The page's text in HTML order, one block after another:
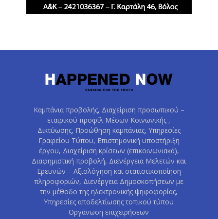
Καμπάνια προβολής, Διαχείριση προσωπικού –
εταιρικού προφίλ Μέσων Κοινωνικής ,
Δικτύωσης, Προώθηση καμπάνιας, Υπηρεσίες
Γραφείου Τύπου, Επιστημονική υποστήριξη
έργου, Διαχείριση κρίσεων (επικοινωνιακά),
Διαφημιστική προβολή, Διενέργεια Μελετών και
Ερευνών – Αξιολόγηση και στατιστικοποίηση
πληροφοριών, Διενέργεια Δημοσκοπήσεων με
την μέθοδο της ηλεκτρονικής ψηφοφορίας,
Υπηρεσίες αποδελτίωσης τοπικού τύπου
Οργάνωση επιχειρήσεων